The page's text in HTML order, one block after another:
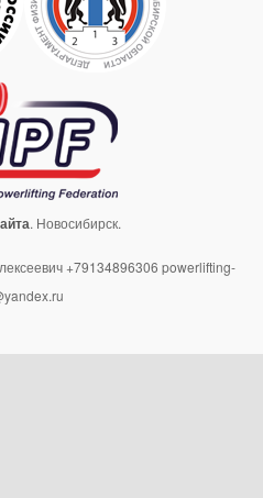
. Новосибирск.
+79134896306 powerlifting-